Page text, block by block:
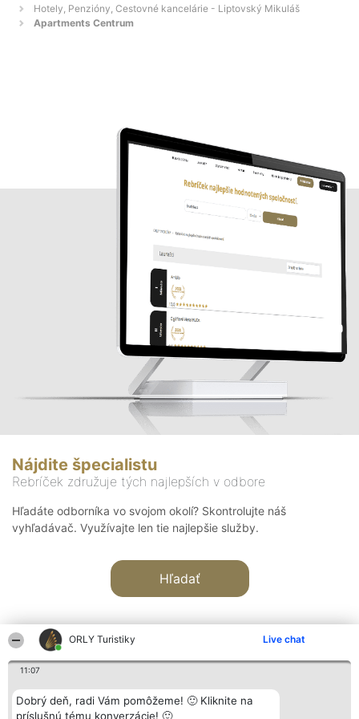
ORLY Turistiky Live chat
11:07
Dobrý deň, radi Vám pomôžeme! 🙂 Kliknite na
príslušnú tému konverzácie! 🙂
Hotely, Penzióny, Cestovné kancelárie - Liptovský Mikuláš
Apartments Centrum
Nájdite špecialistu
Rebríček združuje tých najlepších v odbore
Hľadáte odborníka vo svojom okolí? Skontrolujte náš
vyhľadávač. Využívajte len tie najlepšie služby.
Hľadať
Organizátor hodnotenia
Bright Side Solutions sp. z o.
Hodnotenie
Laureáti
Kontakt
Kontakt